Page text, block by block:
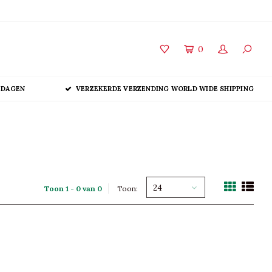
0
VERZEKERDE VERZENDING WORLD WIDE SHIPPING
Toon 1 - 0 van 0 Toon: 24